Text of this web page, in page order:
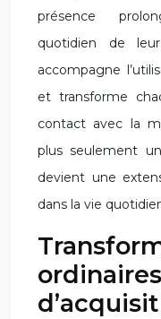
présence
quotidien de
accompagne
et transforme
contact avec la
plus seulement
devient une
dans la vie